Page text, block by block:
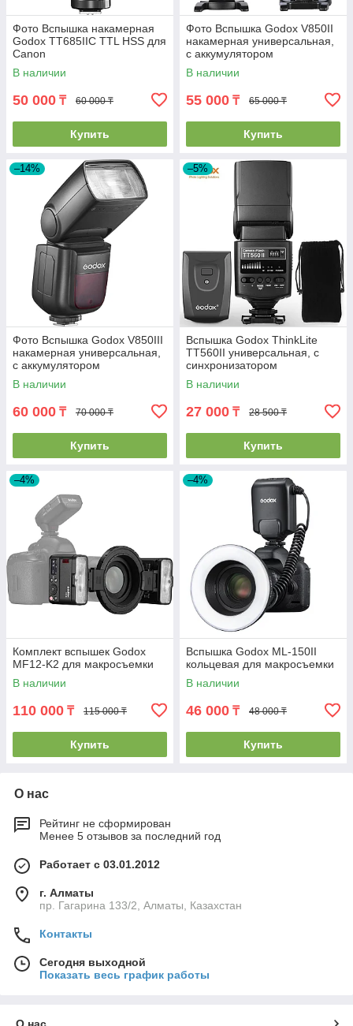
Фото Вспышка накамерная
Godox TT685IIС TTL HSS для
Canon
В наличии
50 000 ₸ 60 000 ₸
Купить
Фото Вспышка Godox V850II
накамерная универсальная,
с аккумулятором
В наличии
55 000 ₸ 65 000 ₸
Купить
–14%
Фото Вспышка Godox V850III
накамерная универсальная,
с аккумулятором
В наличии
60 000 ₸ 70 000 ₸
Купить
–5%
Вспышка Godox ThinkLite
TT560II универсальная, с
синхронизатором
В наличии
27 000 ₸ 28 500 ₸
Купить
–4%
Комплект вспышек Godox
MF12-K2 для макросъемки
В наличии
110 000 ₸ 115 000 ₸
Купить
–4%
Вспышка Godox ML-150II
кольцевая для макросъемки
В наличии
46 000 ₸ 48 000 ₸
Купить
О нас
Рейтинг не сформирован
Менее 5 отзывов за последний год
Работает с 03.01.2012
г. Алматы
пр. Гагарина 133/2, Алматы, Казахстан
Контакты
Сегодня выходной
Показать весь график работы